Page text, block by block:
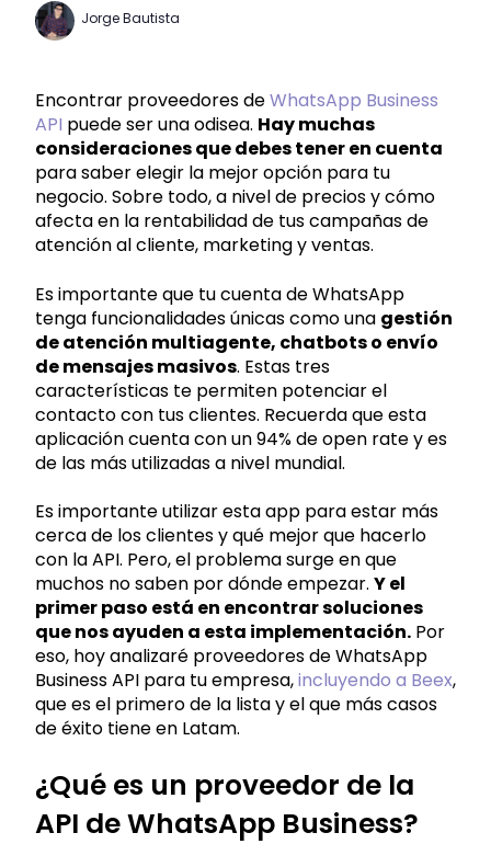
Jorge Bautista
Encontrar proveedores deWhatsApp Business
API puede ser una odisea. Hay muchas
consideraciones que debes tener en cuenta
para saber elegir la mejor opción para tu
negocio. Sobre todo, a nivel de precios y cómo
afecta en la rentabilidad de tus campañas de
atención al cliente, marketing y ventas.
Es importante que tu cuenta de WhatsApp
tenga funcionalidades únicas como una gestión
de atención multiagente, chatbots o envío
de mensajes masivos. Estas tres
características te permiten potenciar el
contacto con tus clientes. Recuerda que esta
aplicación cuenta con un 94% de open rate y es
de las más utilizadas a nivel mundial.
Es importante utilizar esta app para estar más
cerca de los clientes y qué mejor que hacerlo
con la API. Pero, el problema surge en que
muchos no saben por dónde empezar. Y el
primer paso está en encontrar soluciones
que nos ayuden a esta implementación. Por
eso, hoy analizaré proveedores de WhatsApp
Business API para tu empresa,incluyendo a Beex,
que es el primero de la lista y el que más casos
de éxito tiene en Latam.
¿Qué es un proveedor de la
API de WhatsApp Business?